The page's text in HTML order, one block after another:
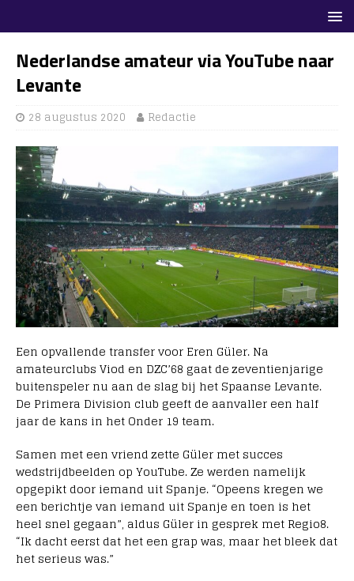
Nederlandse amateur via YouTube naar
Levante
28 augustus 2020 Redactie
Een opvallende transfer voor Eren Güler. Na
amateurclubs Viod en DZC’68 gaat de zeventienjarige
buitenspeler nu aan de slag bij het Spaanse Levante.
De Primera Division club geeft de aanvaller een half
jaar de kans in het Onder 19 team.
Samen met een vriend zette Güler met succes
wedstrijdbeelden op YouTube. Ze werden namelijk
opgepikt door iemand uit Spanje. “Opeens kregen we
een berichtje van iemand uit Spanje en toen is het
heel snel gegaan”, aldus Güler in gesprek met Regio8.
“Ik dacht eerst dat het een grap was, maar het bleek dat
het serieus was.”